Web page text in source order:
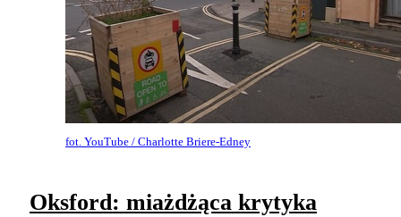
fot. YouTube / Charlotte Briere-Edney
Oksford: miażdżąca krytyka